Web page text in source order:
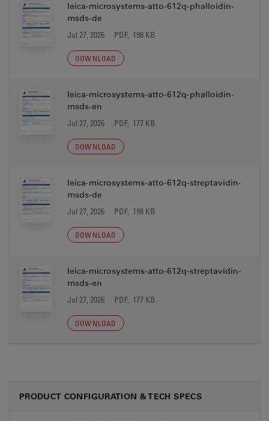
leica-microsystems-atto-612q-phalloidin-
msds-de
Jul 27, 2026 PDF, 198 KB
DOWNLOAD
leica-microsystems-atto-612q-phalloidin-
msds-en
Jul 27, 2026 PDF, 177 KB
DOWNLOAD
leica-microsystems-atto-612q-streptavidin-
msds-de
Jul 27, 2026 PDF, 198 KB
DOWNLOAD
leica-microsystems-atto-612q-streptavidin-
msds-en
Jul 27, 2026 PDF, 177 KB
DOWNLOAD
PRODUCT CONFIGURATION & TECH SPECS